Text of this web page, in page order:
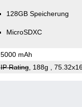
128GB Speicherung
MicroSDXC
5000 mAh
IP Rating, 188g ,